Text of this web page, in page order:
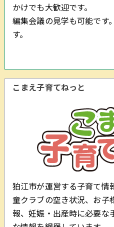
かけでも大歓迎です。
編集会議の見学も可能です
す。
こまえ子育てねっと
狛江市が運営する子育て情
童クラブの空き状況、お子
報、妊娠・出産時に必要な